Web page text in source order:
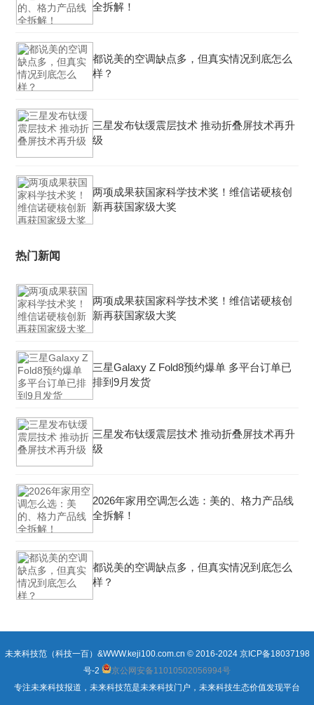
全拆解！
都说美的空调缺点多，但真实情况到底怎么
样？
三星发布钛缓震层技术 推动折叠屏技术再升
级
两项成果获国家科学技术奖！维信诺硬核创
新再获国家级大奖
热门新闻
两项成果获国家科学技术奖！维信诺硬核创
新再获国家级大奖
三星Galaxy Z Fold8预约爆单 多平台订单已
排到9月发货
三星发布钛缓震层技术 推动折叠屏技术再升
级
2026年家用空调怎么选：美的、格力产品线
全拆解！
都说美的空调缺点多，但真实情况到底怎么
样？
未来科技范（科技一百）&WWW.keji100.com.cn © 2016-2024 京ICP备18037198
号-2
京公网安备11010502056994号
专注未来科技报道，未来科技范是未来科技门户，未来科技生态价值发现平台